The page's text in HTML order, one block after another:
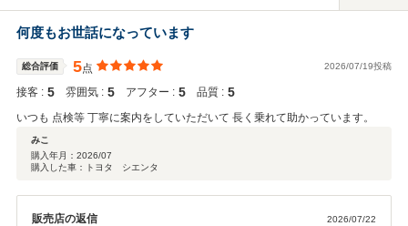
何度もお世話になっています
総合評価 5点 2026/07/19投稿
接客 : 5 雰囲気 : 5 アフター : 5 品質 : 5
いつも 点検等 丁寧に案内をしていただいて 長く乗れて助かっています。
みこ
購入年月： 2026/07
購入した車：トヨタ シエンタ
販売店の返信 2026/07/22